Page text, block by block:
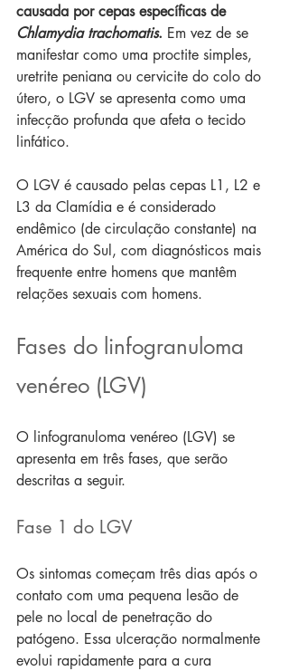
causada por cepas específicas de
Chlamydia trachomatis. Em vez de se
manifestar como uma proctite simples,
uretrite peniana ou cervicite do colo do
útero, o LGV se apresenta como uma
infecção profunda que afeta o tecido
linfático.
O LGV é causado pelas cepas L1, L2 e
L3 da Clamídia e é considerado
endêmico (de circulação constante) na
América do Sul, com diagnósticos mais
frequente entre homens que mantêm
relações sexuais com homens.
Fases do linfogranuloma
venéreo (LGV)
O linfogranuloma venéreo (LGV) se
apresenta em três fases, que serão
descritas a seguir.
Fase 1 do LGV
Os sintomas começam três dias após o
contato com uma pequena lesão de
pele no local de penetração do
patógeno. Essa ulceração normalmente
evolui rapidamente para a cura